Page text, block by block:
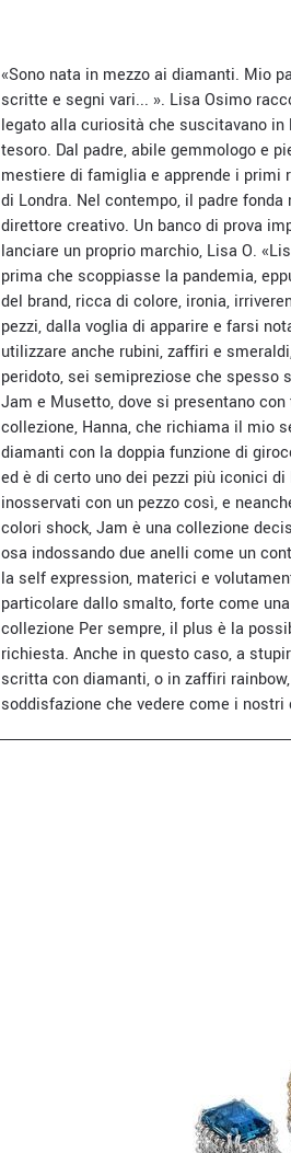
«Sono nata in mezzo ai diamanti. Mio
scritte e segni vari... ». Lisa Osimo
legato alla curiosità che suscitavano
tesoro. Dal padre, abile gemmologo e
mestiere di famiglia e apprende i primi
di Londra. Nel contempo, il padre
direttore creativo. Un banco di prova
lanciare un proprio marchio, Lisa O.
prima che scoppiasse la pandemia,
del brand, ricca di colore, ironia,
pezzi, dalla voglia di apparire e farsi
utilizzare anche rubini, zaffiri e
peridoto, sei semipreziose che spesso
Jam e Musetto, dove si presentano
collezione, Hanna, che richiama il mio
diamanti con la doppia funzione di
ed è di certo uno dei pezzi più iconici
inosservati con un pezzo così, e
colori shock, Jam è una collezione
osa indossando due anelli come un
la self expression, materici e
particolare dallo smalto, forte come
collezione Per sempre, il plus è la
richiesta. Anche in questo caso, a
scritta con diamanti, o in zaffiri
soddisfazione che vedere come i